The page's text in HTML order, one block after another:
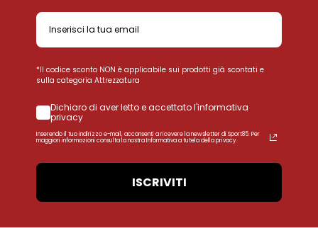
*Il codice sconto NON è applicabile sui prodotti già scontati e
sulla categoria Attrezzatura
Dichiaro di aver letto e accettato l'informativa
privacy
Inserendo il tuo indirizzo e-mail, acconsenti a ricevere la newsletter di Sport85. Per
maggiori informazioni consulta la nostra Informativa a tutela della privacy.
ISCRIVITI